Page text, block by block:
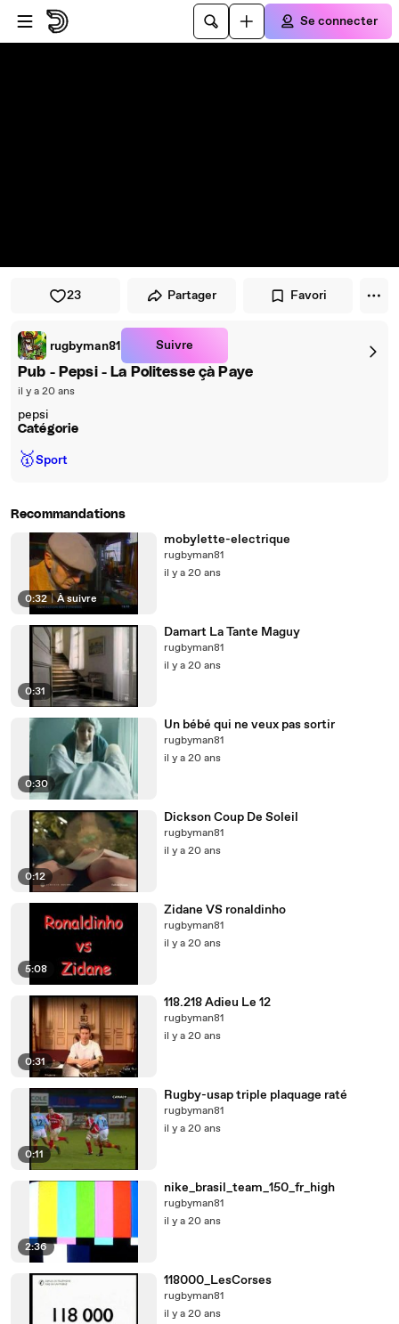
Passer au player
Passer au contenu principal
Se connecter
23 Partager Favori
rugbyman81 Suivre
Pub - Pepsi - La Politesse çà Paye
il y a 20 ans
pepsi
Catégorie
🥇Sport
Recommandations
0:32 | À suivre
mobylette-electrique
rugbyman81
il y a 20 ans
0:31
Damart La Tante Maguy
rugbyman81
il y a 20 ans
0:30
Un bébé qui ne veux pas sortir
rugbyman81
il y a 20 ans
0:12
Dickson Coup De Soleil
rugbyman81
il y a 20 ans
5:08
Zidane VS ronaldinho
rugbyman81
il y a 20 ans
0:31
118.218 Adieu Le 12
rugbyman81
il y a 20 ans
0:11
Rugby-usap triple plaquage raté
rugbyman81
il y a 20 ans
2:36
nike_brasil_team_150_fr_high
rugbyman81
il y a 20 ans
118000_LesCorses
rugbyman81
il y a 20 ans